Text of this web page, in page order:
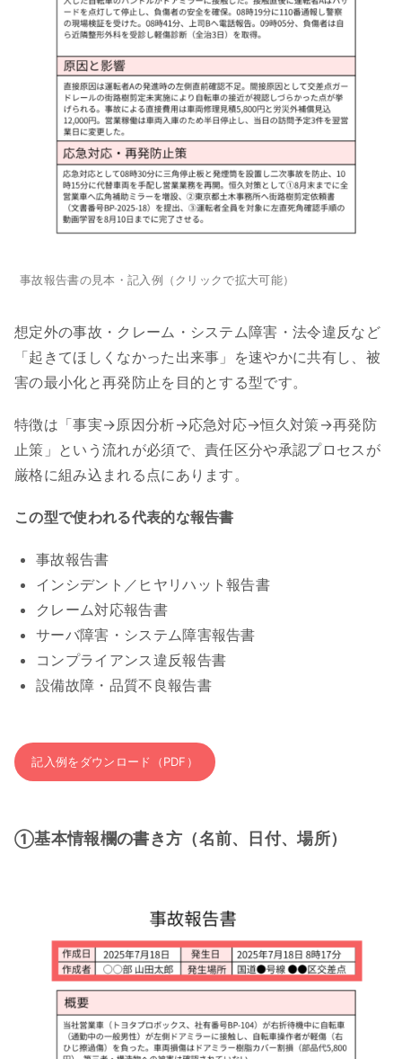
事故報告書の見本・記入例（クリックで拡大可能）
想定外の事故・クレーム・システム障害・法令違反など
「起きてほしくなかった出来事」を速やかに共有し、被
害の最小化と再発防止を目的とする型です。
特徴は「事実→原因分析→応急対応→恒久対策→再発防
止策」という流れが必須で、責任区分や承認プロセスが
厳格に組み込まれる点にあります。
この型で使われる代表的な報告書
事故報告書
インシデント／ヒヤリハット報告書
クレーム対応報告書
サーバ障害・システム障害報告書
コンプライアンス違反報告書
設備故障・品質不良報告書
記入例をダウンロード（PDF）
①基本情報欄の書き方（名前、日付、場所）